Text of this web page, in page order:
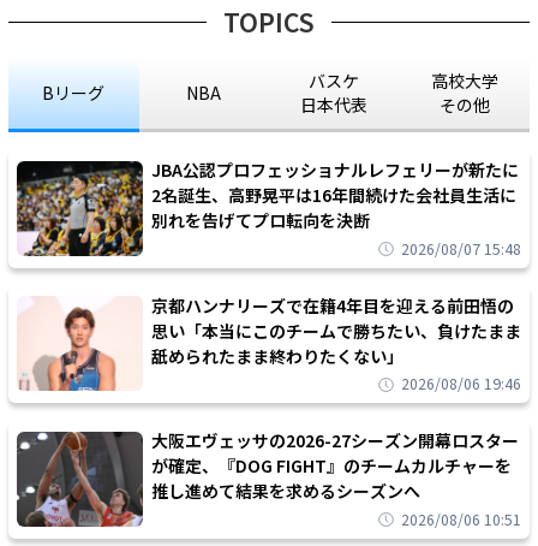
TOPICS
Bリーグ NBA
バスケ
日本代表
高校大学
その他
JBA公認プロフェッショナルレフェリーが新たに
2名誕生、高野晃平は16年間続けた会社員生活に
別れを告げてプロ転向を決断
2026/08/07 15:48
京都ハンナリーズで在籍4年目を迎える前田悟の
思い「本当にこのチームで勝ちたい、負けたまま
舐められたまま終わりたくない」
2026/08/06 19:46
大阪エヴェッサの2026-27シーズン開幕ロスター
が確定、『DOG FIGHT』のチームカルチャーを
推し進めて結果を求めるシーズンへ
2026/08/06 10:51